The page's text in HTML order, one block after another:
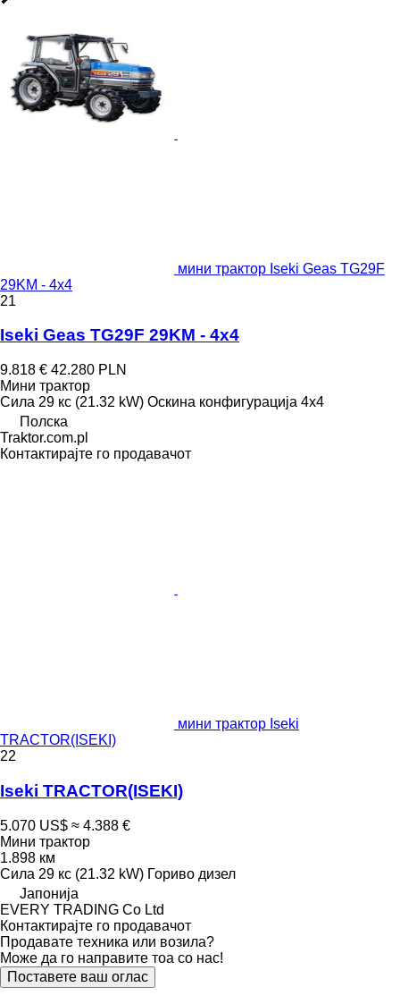
мини трактор Iseki Geas TG29F
29KM - 4x4
21
Iseki Geas TG29F 29KM - 4x4
9.818 € 42.280 PLN
Мини трактор
Сила 29 кс (21.32 kW) Оскина конфигурација 4x4
Полска
Traktor.com.pl
Контактирајте го продавачот
мини трактор Iseki
TRACTOR(ISEKI)
22
Iseki TRACTOR(ISEKI)
5.070 US$ ≈ 4.388 €
Мини трактор
1.898 км
Сила 29 кс (21.32 kW) Гориво дизел
Јапонија
EVERY TRADING Co Ltd
Контактирајте го продавачот
Продавате техника или возила?
Може да го направите тоа со нас!
Поставете ваш оглас